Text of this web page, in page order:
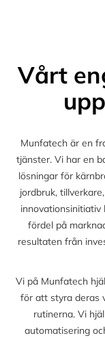
Vårt
Munfatech är en
tjänster. Vi har en
lösningar för
jordbruk,
innovationsinitiativ
fördel på
resultaten från
Vi på Munfatech
för att styra deras
rutinerna. Vi
automatisering